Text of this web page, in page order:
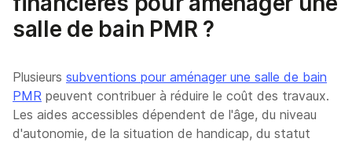
salle de bain PMR ?
Plusieurs subventions pour aménager une salle de bain
PMR peuvent contribuer à réduire le coût des travaux.
Les aides accessibles dépendent de l'âge, du niveau
d'autonomie, de la situation de handicap, du statut